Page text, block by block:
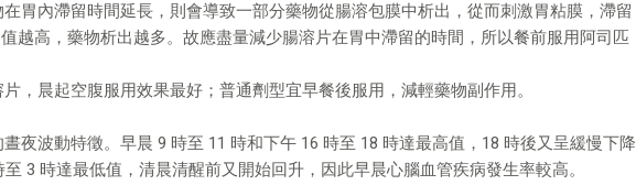
胃內滯留時間延長，則會導致一部分藥物從腸溶包膜中析出，從而刺激胃粘膜，滯留
越高，藥物析出越多。故應盡量減少腸溶片在胃中滯留的時間，所以餐前服用阿司匹
，晨起空腹服用效果最好；普通劑型宜早餐後服用，減輕藥物副作用。
夜波動特徵。早晨 9 時至 11 時和下午 16 時至 18 時達最高值，18 時後又呈緩慢下降
3 時達最低值，清晨清醒前又開始回升，因此早晨心腦血管疾病發生率較高。